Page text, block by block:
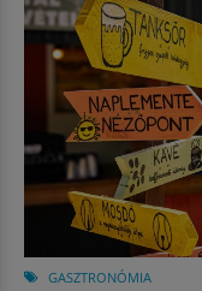
GASZTRONÓMIA